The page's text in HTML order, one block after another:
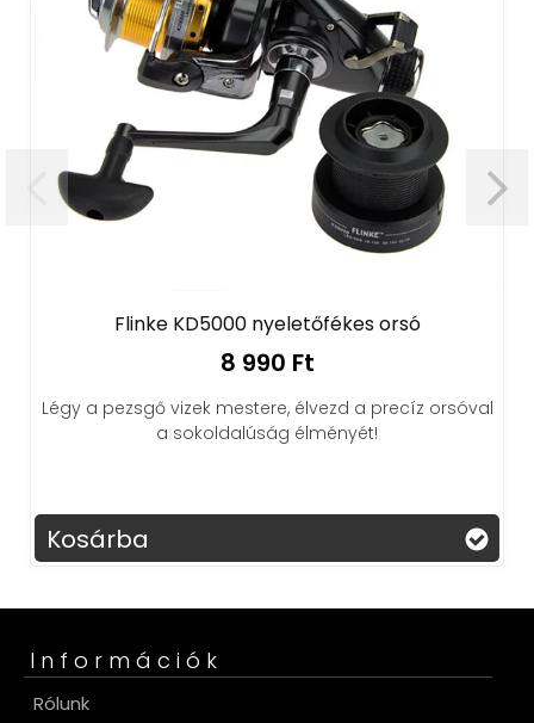
Flinke KD5000 nyeletőfékes orsó
8 990 Ft
Légy a pezsgő vizek mestere, élvezd a precíz orsóval
a sokoldalúság élményét!
Kosárba
Információk
Rólunk